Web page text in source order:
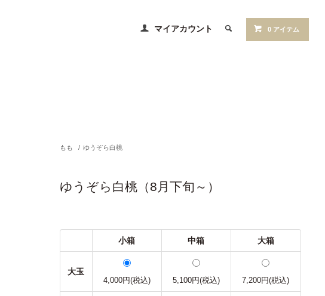
マイアカウント 0 アイテム
もも / ゆうぞら白桃
ゆうぞら白桃（8月下旬～）
小箱 中箱 大箱
大玉
4,000円(税込) 5,100円(税込) 7,200円(税込)